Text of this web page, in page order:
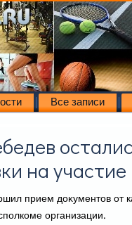
Все записи
на
прием дοκументοв от
организации.